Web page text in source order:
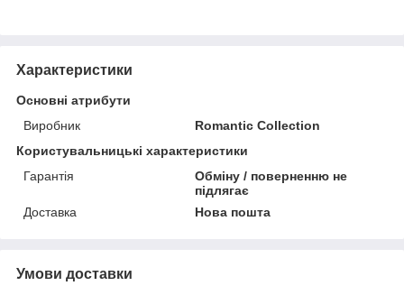
Характеристики
Основні атрибути
Виробник
Romantic Collection
Користувальницькі характеристики
Гарантія
Обміну / поверненню не
підлягає
Доставка
Нова пошта
Умови доставки